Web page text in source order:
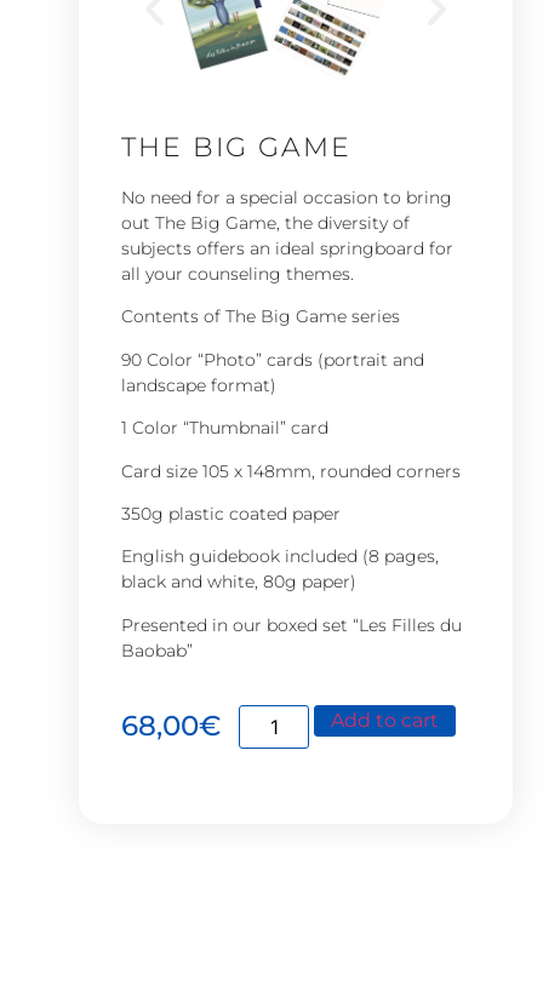
THE BIG GAME
No need for a special occasion to bring
out The Big Game, the diversity of
subjects offers an ideal springboard for
all your counseling themes.
Contents of The Big Game series
90 Color “Photo” cards (portrait and
landscape format)
1 Color “Thumbnail” card
Card size 105 x 148mm, rounded corners
350g plastic coated paper
English guidebook included (8 pages,
black and white, 80g paper)
Presented in our boxed set “Les Filles du
Baobab”
68,00€ Add to cart